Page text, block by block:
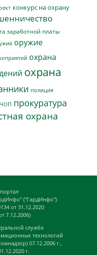
конкурс на охрану
заработной платы
оружие
охрана
охрана
полиция
ЧОП прокуратура
охрана
("ГардИнфо")
от 31.12.2020
7.12.2006)
службе
технологий
07.12.2006 г.,
г.